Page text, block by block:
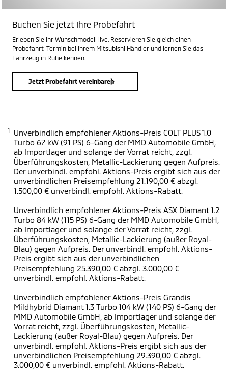
Buchen Sie jetzt Ihre Probefahrt
Erleben Sie Ihr Wunschmodell live. Reservieren Sie gleich einen
Probefahrt-Termin bei Ihrem Mitsubishi Händler und lernen Sie das
Fahrzeug in Ruhe kennen.
Jetzt Probefahrt vereinbaren
1
Unverbindlich empfohlener Aktions-Preis COLT PLUS 1.0
Turbo 67 kW (91 PS) 6-Gang der MMD Automobile GmbH,
ab Importlager und solange der Vorrat reicht, zzgl.
Überführungskosten, Metallic-Lackierung gegen Aufpreis.
Der unverbindl. empfohl. Aktions-Preis ergibt sich aus der
unverbindlichen Preisempfehlung 21.190,00 € abzgl.
1.500,00 € unverbindl. empfohl. Aktions-Rabatt.
Unverbindlich empfohlener Aktions-Preis ASX Diamant 1.2
Turbo 84 kW (115 PS) 6-Gang der MMD Automobile GmbH,
ab Importlager und solange der Vorrat reicht, zzgl.
Überführungskosten, Metallic-Lackierung (außer Royal-
Blau) gegen Aufpreis. Der unverbindl. empfohl. Aktions-
Preis ergibt sich aus der unverbindlichen
Preisempfehlung 25.390,00 € abzgl. 3.000,00 €
unverbindl. empfohl. Aktions-Rabatt.
Unverbindlich empfohlener Aktions-Preis Grandis
Mildhybrid Diamant 1.3 Turbo 104 kW (140 PS) 6-Gang der
MMD Automobile GmbH, ab Importlager und solange der
Vorrat reicht, zzgl. Überführungskosten, Metallic-
Lackierung (außer Royal-Blau) gegen Aufpreis. Der
unverbindl. empfohl. Aktions-Preis ergibt sich aus der
unverbindlichen Preisempfehlung 29.390,00 € abzgl.
3.000,00 € unverbindl. empfohl. Aktions-Rabatt.